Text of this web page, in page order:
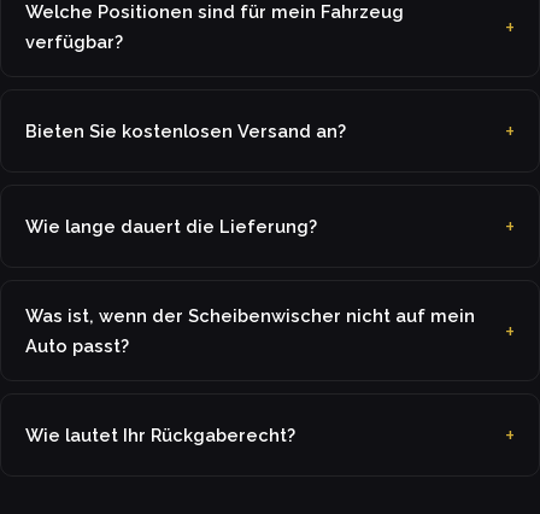
Welche Positionen sind für mein Fahrzeug
verfügbar?
Bieten Sie kostenlosen Versand an?
Wie lange dauert die Lieferung?
Was ist, wenn der Scheibenwischer nicht auf mein
Auto passt?
Wie lautet Ihr Rückgaberecht?